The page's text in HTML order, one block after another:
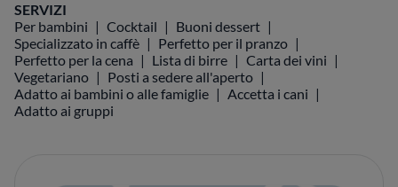
SERVIZI
Per bambini
Cocktail
Buoni dessert
Specializzato in caffè
Perfetto per il pranzo
Perfetto per la cena
Lista di birre
Carta dei vini
Vegetariano
Posti a sedere all'aperto
Adatto ai bambini o alle famiglie
Accetta i cani
Adatto ai gruppi